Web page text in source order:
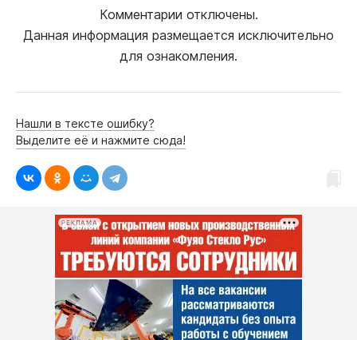
Комментарии отключены.
Данная информация размещается исключительно
для ознакомления.
Нашли в тексте ошибку?
Выделите её и нажмите сюда!
РЕКЛАМА